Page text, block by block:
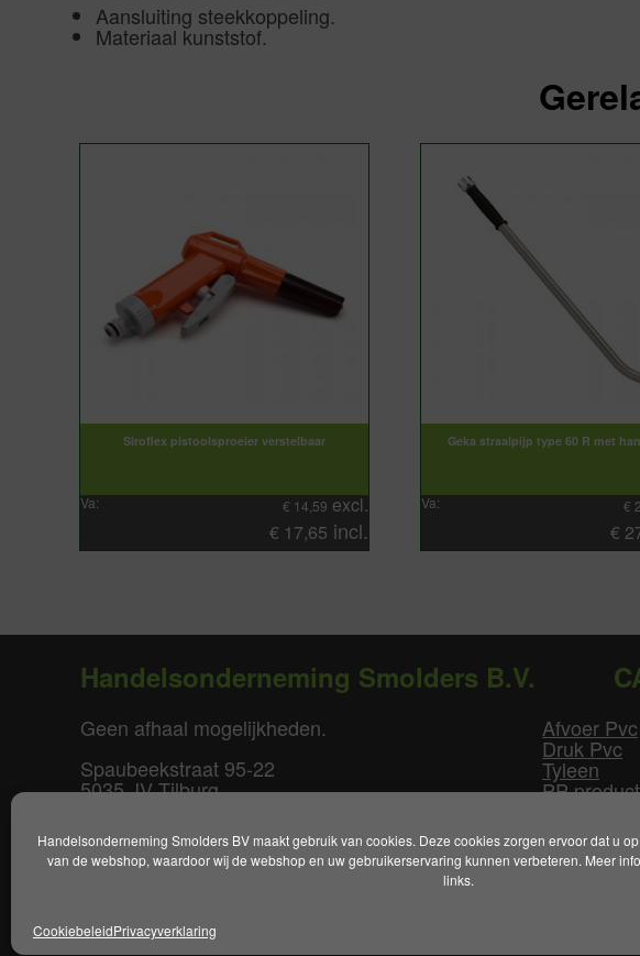
Handelsonderneming Smolders BV maakt gebruik van cookies. Deze cookies zorgen ervoor dat u
van de webshop, waardoor wij de webshop en uw gebruikerservaring kunnen verbeteren. Meer
links.
CookiebeleidPrivacyverklaring
Aansluiting steekkoppeling.
Materiaal kunststof.
Siroflex pistoolsproeier verstelbaar
Va: € 14,59 excl.
€ 17,65 incl.
Geka straalpijp type 60 R met
Va: €
€
Handelsonderneming Smolders B.V.
Geen afhaal mogelijkheden.
Spaubeekstraat 95-22
5035 JV Tilburg
T. +31(0)85-0640877
E.info@smoldersbv.nl
Afvoer Pvc
Druk Pvc
Tyleen
PP
GLW
|Algemene